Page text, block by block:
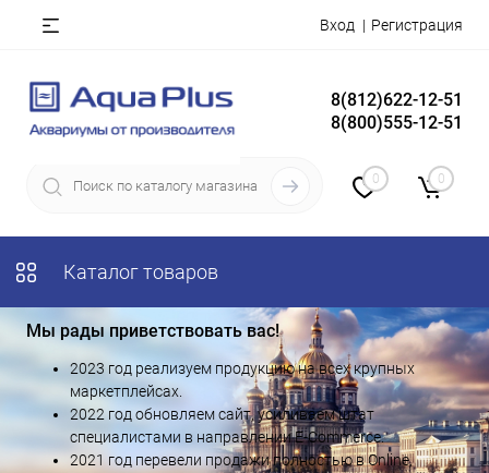
Вход Регистрация
8(812)622-12-51
8(800)555-12-51
0 0
Каталог товаров
Мы рады приветствовать вас!
2023 год реализуем продукцию на всех крупных
маркетплейсах.
2022 год обновляем сайт, усиливаем штат
специалистами в направлении E-Commerce.
2021 год перевели продажи полностью в Online,